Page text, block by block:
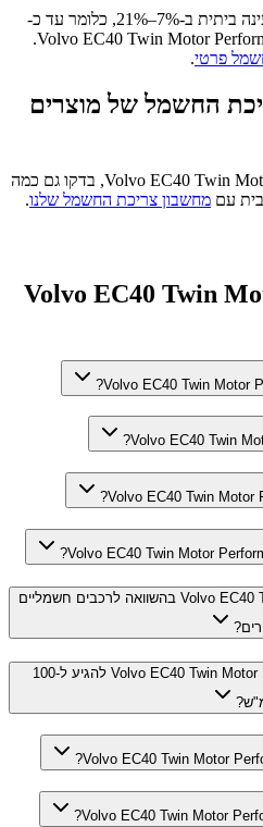
כלומר עד כ-
Volvo EC40 Twin Motor
.
פרטי.
החשמל של מוצרים
Volvo EC40 Twin, בדקו גם כמה
עם מחשבון צריכת החשמל שלנו.
Volvo EC40 Twin
כמה יעיל Volvo EC40 Twin Motor Performance בהשוואה לרכבים חשמליים
כמה שניות לוקח ל-Volvo EC40 Twin Motor Performance להגיע ל-100